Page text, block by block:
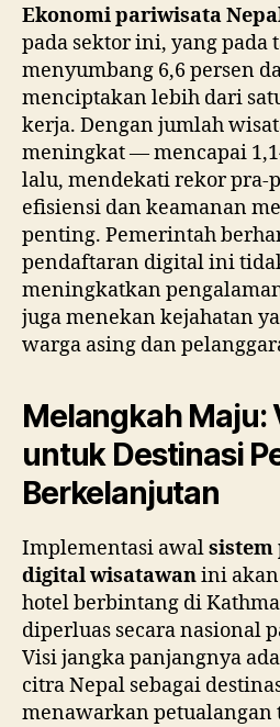
Ekonomi pariwisata
pada sektor ini, yang pada
menyumbang 6,6 persen
menciptakan lebih dari
kerja. Dengan jumlah
meningkat — mencapai
lalu, mendekati rekor pra-
efisiensi dan keamanan
penting. Pemerintah
pendaftaran digital ini
meningkatkan
juga menekan kejahatan
warga asing dan
Melangkah Maju:
untuk Destinasi
Berkelanjutan
Implementasi awal
digital wisatawanini
hotel berbintang di
diperluas secara nasional
Visi jangka panjangnya
citra Nepal sebagai
menawarkan